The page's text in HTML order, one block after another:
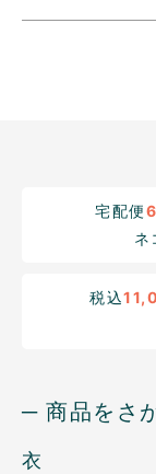
宅配便
ネ
税込
─ 商品をさ
衣